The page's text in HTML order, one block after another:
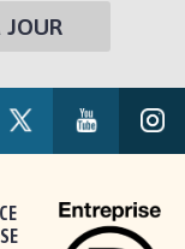
JOUR